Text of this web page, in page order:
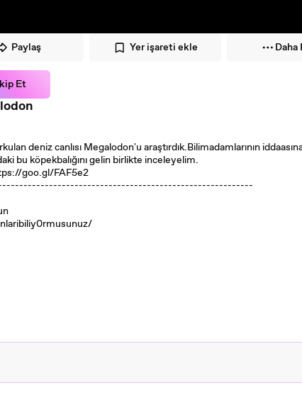
Paylaş Yer işareti ekle Daha
Et
deniz canlısı Megalodon'u araştırdık.Bilimadamlarının
bu köpekbalığını gelin birlikte inceleyelim.
goo.gl/FAF5e2